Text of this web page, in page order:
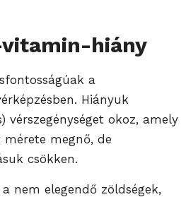
vitamin-hiány
a
Hiányuk
vérszegénységet okoz, amely
mérete megnő, de
csökken.
nem elegendő zöldségek,